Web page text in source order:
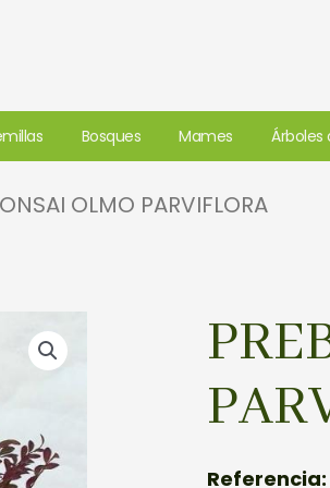
Bosques Mames Árboles
OLMO PARVIFLORA
Referencia: